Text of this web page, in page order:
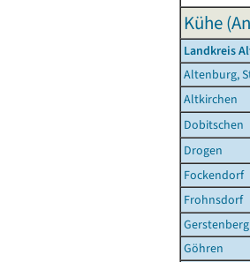
Kühe
Landkreis
Altenburg,
Altkirchen
Dobitschen
Drogen
Fockendorf
Frohnsdorf
Gerstenberg
Göhren